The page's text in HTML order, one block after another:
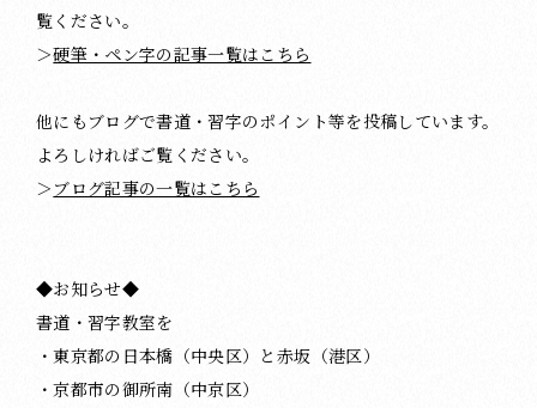
覧ください。
＞硬筆・ペン字の記事一覧はこちら
他にもブログで書道・習字のポイント等を投稿しています。
よろしければご覧ください。
＞ ブログ記事の一覧はこちら
◆お知らせ◆
書道・習字教室を
・東京都の日本橋（中央区）と赤坂（港区）
・京都市の御所南（中京区）